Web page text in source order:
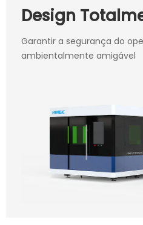
Design
Garantir a segurança do
ambientalmente amigável